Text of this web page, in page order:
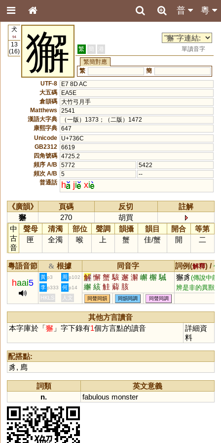
粵
普
犬
94
13
(16)
獬 繁 簡 港
單讀音字
繁簡對應
繁
簡
UTF-8
E7 8D AC
大五碼
EA5E
倉頡碼 大竹弓月手
Matthews
2541
漢語大字典
（一版）1373；（二版）1472
康熙字典 647
Unicode
U+736C
GB2312
6619
四角號碼 4725.2
頻序 A/B
5772
5422
頻次 A/B
5
--
普通話
h ji xi
《廣韻》 頁碼 反切
註解
獬
270
胡買
中
古
音
聲母 清濁 部位 聲調 韻攝 韻目 開合
等第
匣
全濁 喉 上 蟹 佳/蟹 開 二
粵語音節 & 根據 同音字 詞例(解釋) /
haai5
黃 p3 周 p102 解 懈 蟹 駭 邂 澥 嶰 檞 駴
繲 絯 觟 薢 胲
獬豸(傳說中能
辨是非的異獸)
李 p333 何 p14
HKLS 人文 同聲同韻 同韻同調 同聲同調
其他方言讀音
本字庫於「獬」字下錄有1個方言點的讀音
詳細資
料
配搭點:
豸, 廌
詞類
英文意義
n.
fabulous monster